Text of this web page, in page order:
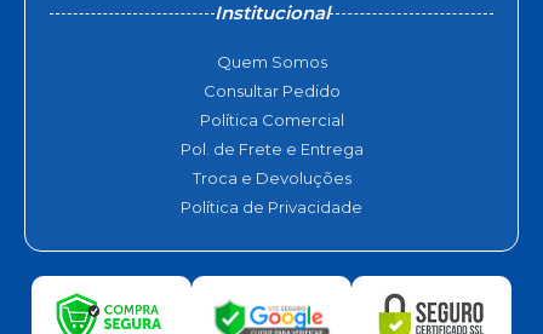
Institucional
Quem Somos
Consultar Pedido
Política Comercial
Pol. de Frete e Entrega
Troca e Devoluções
Política de Privacidade